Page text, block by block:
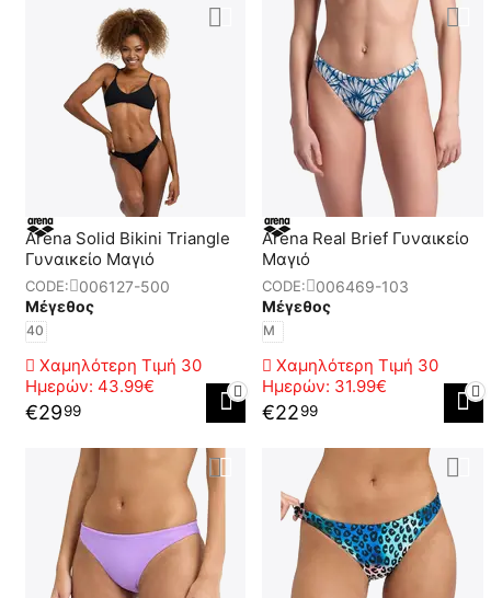
Arena Solid Bikini Triangle
Γυναικείο Μαγιό
CODE:
006127-500
Μέγεθος
40
Χαμηλότερη Τιμή 30
Ημερών: 43.99€
€2999
Arena Real Brief Γυναικείο
Μαγιό
CODE:
006469-103
Μέγεθος
M
Χαμηλότερη Τιμή 30
Ημερών: 31.99€
€2299